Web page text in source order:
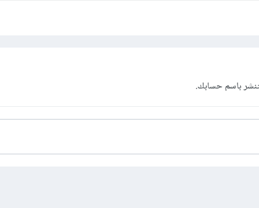
باسم حسابك.